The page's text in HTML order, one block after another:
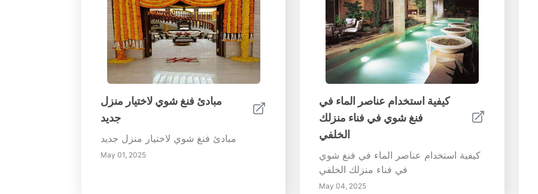
مبادئ فنغ شوي لاختيار منزل
جديد
مبادئ فنغ شوي لاختيار منزل جديد
May 01, 2025
كيفية استخدام عناصر الماء في
فنغ شوي في فناء منزلك
الخلفي
كيفية استخدام عناصر الماء في فنغ شوي
في فناء منزلك الخلفي
May 04, 2025